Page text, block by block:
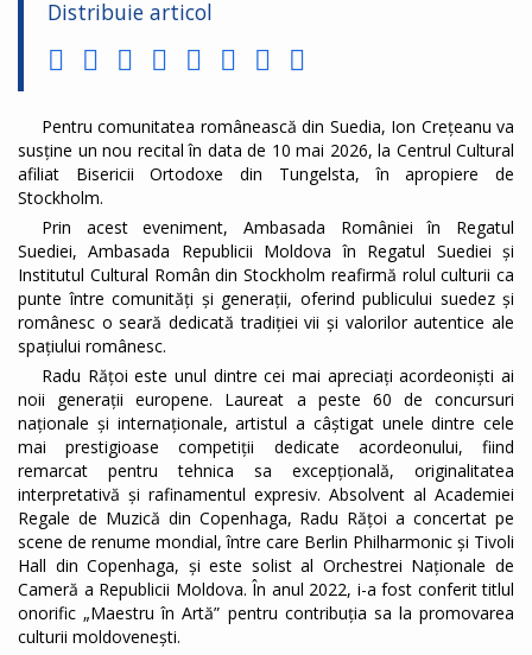
Distribuie articol
Pentru comunitatea românească din Suedia, Ion Crețeanu va
susține un nou recital în data de 10 mai 2026, la Centrul Cultural
afiliat Bisericii Ortodoxe din Tungelsta, în apropiere de
Stockholm.
Prin acest eveniment, Ambasada României în Regatul
Suediei, Ambasada Republicii Moldova în Regatul Suediei și
Institutul Cultural Român din Stockholm reafirmă rolul culturii ca
punte între comunități și generații, oferind publicului suedez și
românesc o seară dedicată tradiției vii și valorilor autentice ale
spațiului românesc.
Radu Rățoi este unul dintre cei mai apreciați acordeoniști ai
noii generații europene. Laureat a peste 60 de concursuri
naționale și internaționale, artistul a câștigat unele dintre cele
mai prestigioase competiții dedicate acordeonului, fiind
remarcat pentru tehnica sa excepțională, originalitatea
interpretativă și rafinamentul expresiv. Absolvent al Academiei
Regale de Muzică din Copenhaga, Radu Rățoi a concertat pe
scene de renume mondial, între care Berlin Philharmonic și Tivoli
Hall din Copenhaga, și este solist al Orchestrei Naționale de
Cameră a Republicii Moldova. În anul 2022, i-a fost conferit titlul
onorific „Maestru în Artă” pentru contribuția sa la promovarea
culturii moldovenești.